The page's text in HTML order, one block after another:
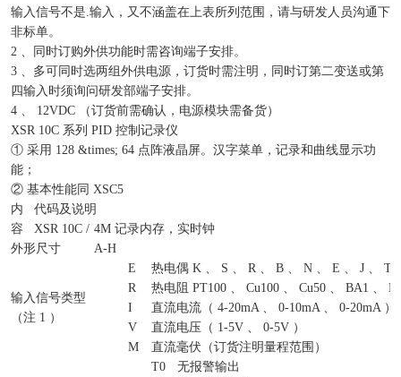
输入信号不是.输入，又不涵盖在上表所列范围，请与研发人员沟通下
非标单。
2 、同时订购外供功能时需咨询端子安排。
3 、多可同时选两组外供电源，订货时需注明，同时订第二变送或第
四输入时须询问研发部端子安排。
4 、 12VDC （订货前需确认，电源模块需备货）
XSR 10C 系列 PID 控制记录仪
① 采用 128 &times; 64 点阵液晶屏。汉字菜单，记录和曲线显示功
能；
② 基本性能同 XSC5
内
容
代码及说明
XSR 10C / 4M 记录内存，实时钟
外形尺寸
A-H
输入信号类型
（注 1 ）
E
热电偶 K 、 S 、 R 、 B 、 N 、 E 、 J 、 T
R
热电阻 PT100 、 Cu100 、 Cu50 、 BA1 、
I
直流电流（ 4-20mA 、 0-10mA 、 0-20mA ）
V
直流电压（ 1-5V 、 0-5V ）
M
直流毫伏（订货注明量程范围）
T0
无报警输出